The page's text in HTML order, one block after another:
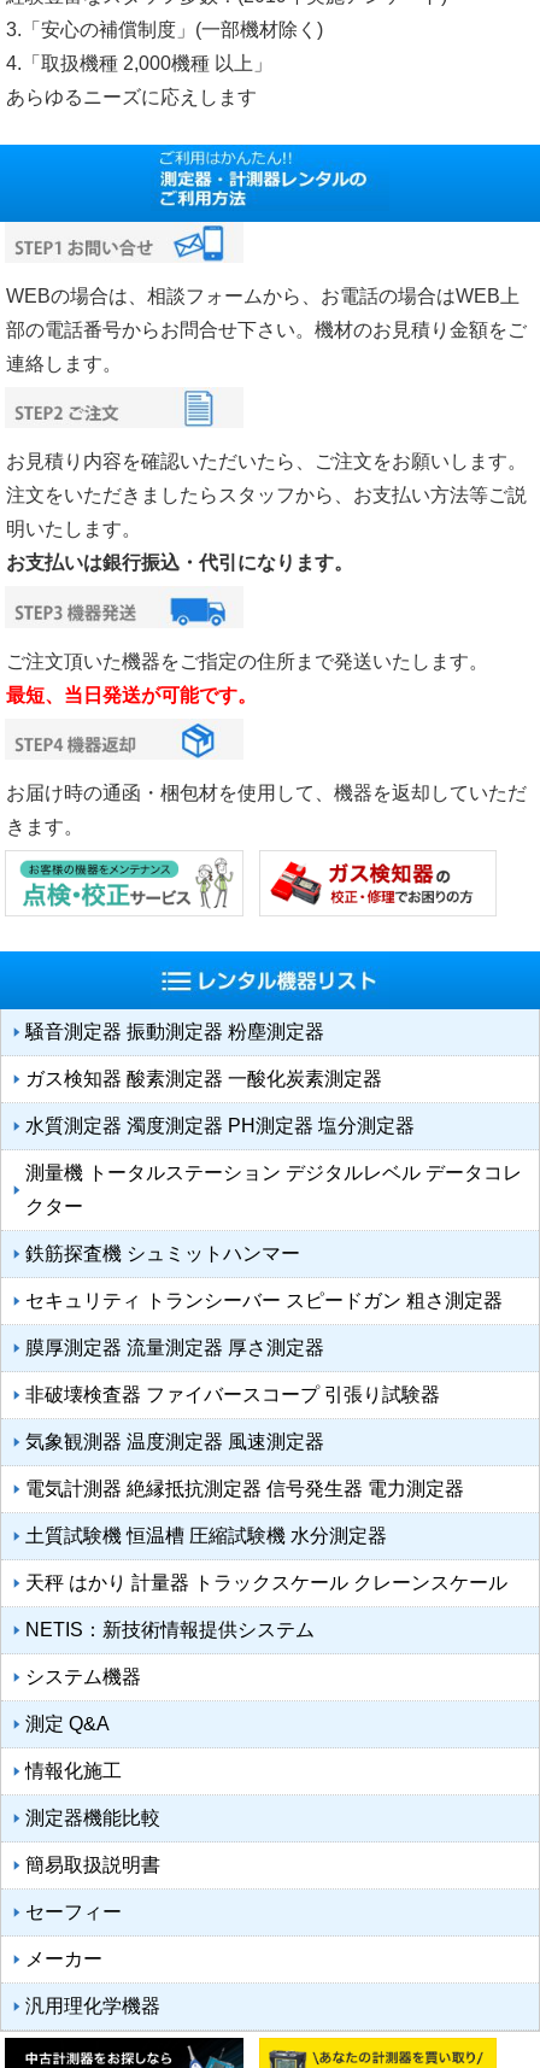
3.「安心の補償制度」(一部機材除く)
4.「取扱機種 2,000機種 以上」
あらゆるニーズに応えします
WEBの場合は、相談フォームから、お電話の場合はWEB上
部の電話番号からお問合せ下さい。機材のお見積り金額をご
連絡します。
お見積り内容を確認いただいたら、ご注文をお願いします。
注文をいただきましたらスタッフから、お支払い方法等ご説
明いたします。
お支払いは銀行振込・代引になります。
ご注文頂いた機器をご指定の住所まで発送いたします。
最短、当日発送が可能です。
お届け時の通函・梱包材を使用して、機器を返却していただ
きます。
騒音測定器 振動測定器 粉塵測定器
ガス検知器 酸素測定器 一酸化炭素測定器
水質測定器 濁度測定器 PH測定器 塩分測定器
測量機 トータルステーション デジタルレベル データコレ
クター
鉄筋探査機 シュミットハンマー
セキュリティ トランシーバー スピードガン 粗さ測定器
膜厚測定器 流量測定器 厚さ測定器
非破壊検査器 ファイバースコープ 引張り試験器
気象観測器 温度測定器 風速測定器
電気計測器 絶縁抵抗測定器 信号発生器 電力測定器
土質試験機 恒温槽 圧縮試験機 水分測定器
天秤 はかり 計量器 トラックスケール クレーンスケール
NETIS：新技術情報提供システム
システム機器
測定 Q&A
情報化施工
測定器機能比較
簡易取扱説明書
セーフィー
メーカー
汎用理化学機器